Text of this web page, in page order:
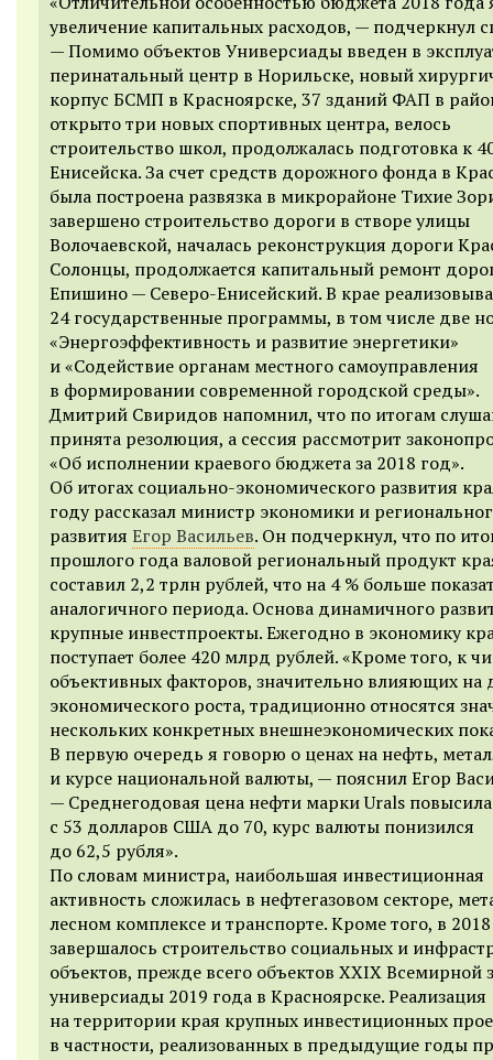
увеличение капитальных расходов, — подчеркнул
— Помимо объектов Универсиады введен в
перинатальный центр в Норильске, новый
корпус БСМП в Красноярске, 37 зданий ФАП в
открыто три новых спортивных центра, велось
строительство школ, продолжалась подготовка к
Енисейска. За счет средств дорожного фонда в
была построена развязка в микрорайоне Тихие
завершено строительство дороги в створе улицы
Волочаевской, началась реконструкция дороги
Солонцы, продолжается капитальный ремонт
Епишино — Северо-Енисейский. В крае
24 государственные программы, в том числе две
«Энергоэффективность и развитие энергетики»
и «Содействие органам местного самоуправления
в формировании современной городской среды».
Дмитрий Свиридов напомнил, что по итогам
принята резолюция, а сессия рассмотрит
«Об исполнении краевого бюджета за 2018 год».
Об итогах социально-экономического развития
году рассказал министр экономики и
развития Егор Васильев. Он подчеркнул, что по
прошлого года валовой региональный продукт
составил 2,2 трлн рублей, что на 4 % больше
аналогичного периода. Основа динамичного
крупные инвестпроекты. Ежегодно в экономику
поступает более 420 млрд рублей. «Кроме того, к
объективных факторов, значительно влияющих на
экономического роста, традиционно относятся
нескольких конкретных внешнеэкономических
В первую очередь я говорю о ценах на нефть,
и курсе национальной валюты, — пояснил Егор
— Среднегодовая цена нефти марки Urals
с 53 долларов США до 70, курс валюты понизился
до 62,5 рубля».
По словам министра, наибольшая инвестиционная
активность сложилась в нефтегазовом секторе,
лесном комплексе и транспорте. Кроме того, в
завершалось строительство социальных и
объектов, прежде всего объектов XXIX Всемирной
универсиады 2019 года в Красноярске. Реализация
на территории края крупных инвестиционных
в частности, реализованных в предыдущие годы